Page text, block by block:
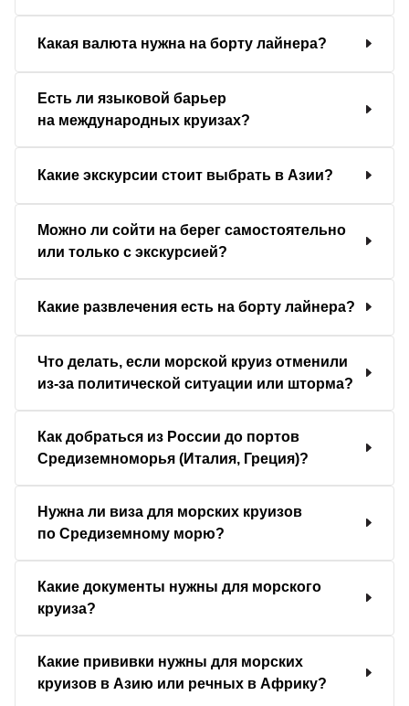
Какая валюта нужна на борту лайнера?
Есть ли языковой барьер
на международных круизах?
Какие экскурсии стоит выбрать в Азии?
Можно ли сойти на берег самостоятельно
или только с экскурсией?
Какие развлечения есть на борту лайнера?
Что делать, если морской круиз отменили
из-за политической ситуации или шторма?
Как добраться из России до портов
Средиземноморья (Италия, Греция)?
Нужна ли виза для морских круизов
по Средиземному морю?
Какие документы нужны для морского
круиза?
Какие прививки нужны для морских
круизов в Азию или речных в Африку?